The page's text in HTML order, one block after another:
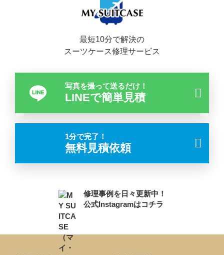
最短10分で解決の
スーツケース修理サービス
写真を撮って送るだけ！
LINEで簡単見積
1分で完了！
無料見積依頼
修理事例を日々更新中！
公式Instagramはコチラ